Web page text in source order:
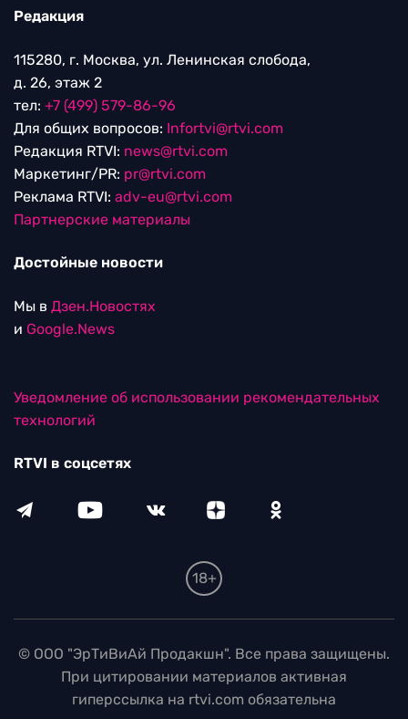
Редакция
115280, г. Москва, ул. Ленинская слобода,
д. 26, этаж 2
тел: +7 (499) 579-86-96
Для общих вопросов: Infortvi@rtvi.com
Редакция RTVI: news@rtvi.com
Маркетинг/PR: pr@rtvi.com
Реклама RTVI: adv-eu@rtvi.com
Партнерские материалы
Достойные новости
Мы в Дзен.Новостях
и Google.News
Уведомление об использовании рекомендательных
технологий
RTVI в соцсетях
18+
© ООО "ЭрТиВиАй Продакшн". Все права защищены.
При цитировании материалов активная
гиперссылка на rtvi.com обязательна